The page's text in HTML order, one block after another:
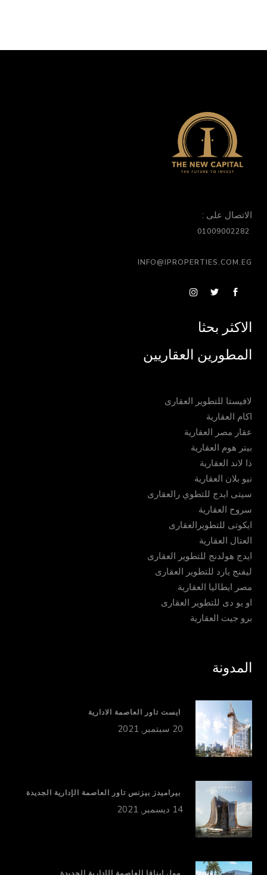
الاتصال على :
INFO@IPROPERTIES.COM.EG
الاكثر بحثا
المطورين العقاريين
لافيستا للتطوير العقارى
اكام العقارية
عقار مصر العقارية
بيتر هوم العقارية
ذا لاند العقارية
نيو بلان العقارية
سيتى ايدج للتطوي رالعقارى
سروح العقارية
ايكوتى للتطويرالعقارى
العتال العقارية
ايدج هولدنج للتطوير العقارى
ليفنج يارد للتطوير العقارى
مصر ايطاليا العقارية
او يو دى للتطوير العقارى
برو جيت العقارية
المدونة
ايست تاور العاصمة الادارية
20 سبتمبر, 2021
بيراميدز بيزنس تاور العاصمة الإدارية الجديدة
14 ديسمبر, 2021